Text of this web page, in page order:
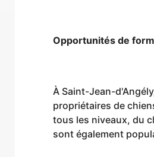
Opportunités de
À Saint-Jean-
propriétaires de
tous les niveaux, du
sont également